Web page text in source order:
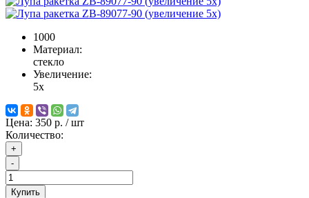
1000
Материал:
стекло
Увеличение:
5x
Цена: 350 р. / шт
Количество:
+
-
Купить